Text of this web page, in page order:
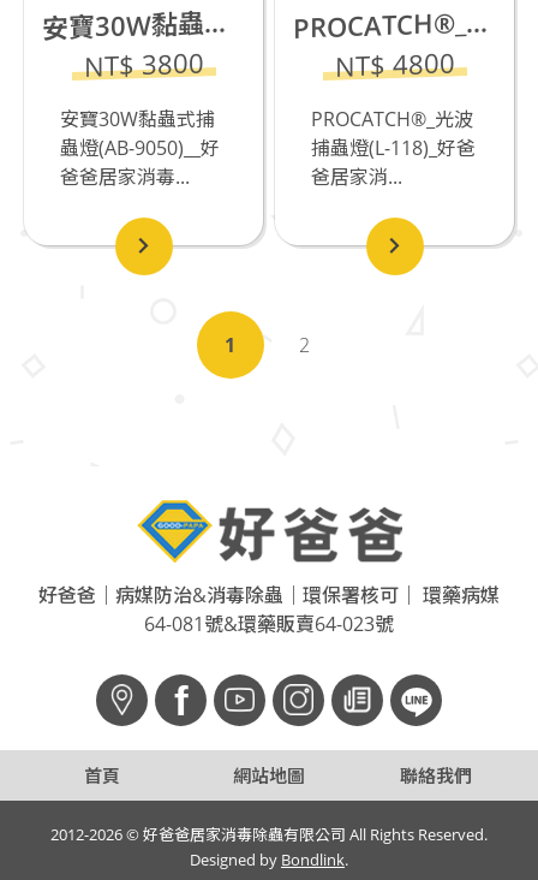
安寶30W黏蟲式捕蟲燈(AB-9050)
NT$ 3800
安寶30W黏蟲式捕
蟲燈(AB-9050)__好
爸爸居家消毒...
PROCATCH®_光波+壁掛+黏紙式捕蟲燈(L-118)_缺貨中
NT$ 4800
PROCATCH®_光波
捕蟲燈(L-118)_好爸
爸居家消...
1 2
好爸爸｜病媒防治&消毒除蟲｜環保署核可｜ 環藥病媒
64-081號&環藥販賣64-023號
f
首頁 網站地圖 聯絡我們
2012-2026 © 好爸爸居家消毒除蟲有限公司 All Rights Reserved.
Designed by Bondlink.